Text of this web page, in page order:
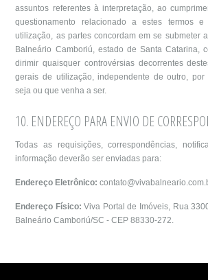
assuntos referentes à interpretação, ao
questionamento relacionado a estes termos
utilização, as partes concordam em se submeter
Balneário Camboriú, estado de Santa Catarina,
dirimir quaisquer controvérsias decorrentes
gerais de utilização, independente de outro,
seja ou que venha a ser.
10. ENDEREÇO PARA ENVIO DE
Todas as requisições, correspondências,
informação deverão ser enviadas para:
Endereço Eletrônico:
Endereço Físico: Viva Portal de Imóveis, Rua
Balneário Camboriú/SC - CEP 88330-272.